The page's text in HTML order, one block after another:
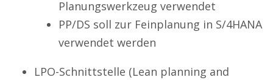
Planungswerkzeug verwendet
PP/DS soll zur Feinplanung in S/4HANA
verwendet werden
LPO-Schnittstelle (Lean planning and